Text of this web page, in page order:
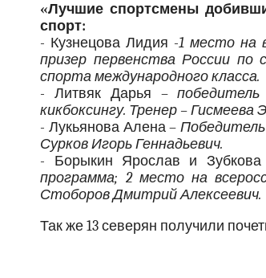
«Лучшие спортсмены
спорт:
- Кузнецова Лидия -1 место на
призер первенства России по
спорта международного класса.
- Литвяк Дарья –
кикбоксингу. Тренер – Гисмеева
- Лукьянова Алена –
Сурков Игорь Геннадьевич.
- Борыкин Ярослав и
программа; 2 место на
Стоборов Дмитрий Алексеевич.
Так же 13 северян получили